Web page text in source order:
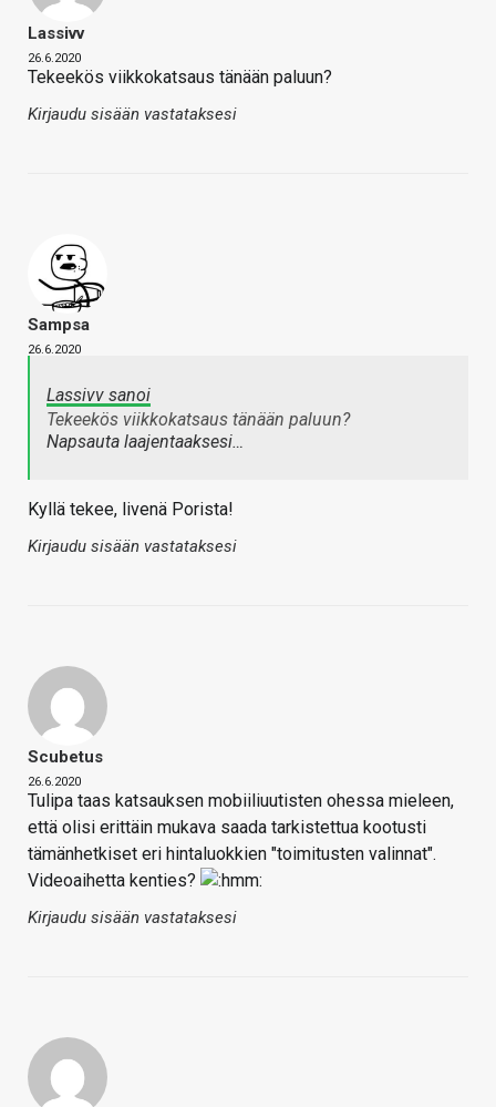
Lassivv
26.6.2020
Tekeekös viikkokatsaus tänään paluun?
Kirjaudu sisään vastataksesi
Sampsa
26.6.2020
Lassivv sanoi
Tekeekös viikkokatsaus tänään paluun?
Napsauta laajentaaksesi…
Kyllä tekee, livenä Porista!
Kirjaudu sisään vastataksesi
Scubetus
26.6.2020
Tulipa taas katsauksen mobiiliuutisten ohessa mieleen,
että olisi erittäin mukava saada tarkistettua kootusti
tämänhetkiset eri hintaluokkien "toimitusten valinnat".
Videoaihetta kenties?
Kirjaudu sisään vastataksesi